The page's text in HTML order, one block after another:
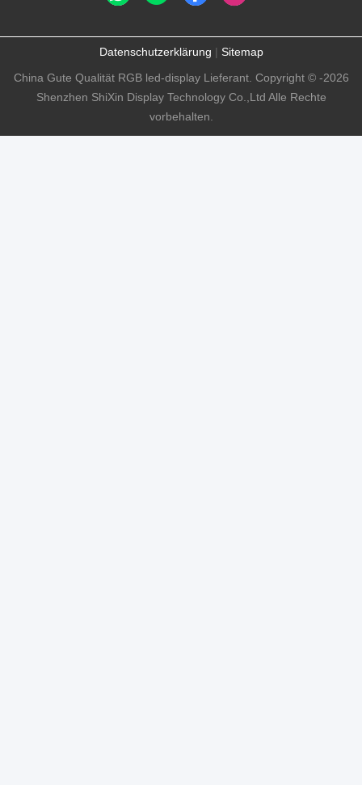
Datenschutzerklärung | Sitemap
China Gute Qualität RGB led-display Lieferant. Copyright © -2026
Shenzhen ShiXin Display Technology Co.,Ltd Alle Rechte
vorbehalten.